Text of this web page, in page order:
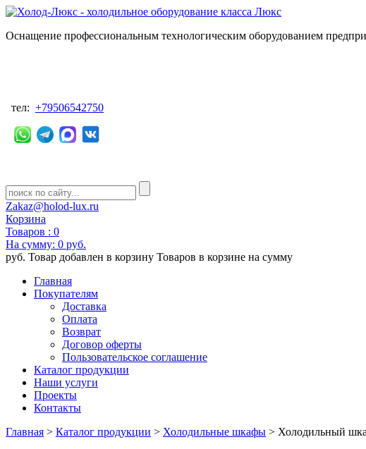
Оснащение профессиональным технологическим оборудованием
тел: +79506542750
Zakaz@holod-lux.ru
Корзина
Товаров : 0
На сумму: 0 руб.
руб. Товар добавлен в корзину Товаров в корзине на сумму
Главная
Покупателям
Доставка
Оплата
Возврат
Договор оферты
Пользовательское соглашение
Каталог продукции
Наши услуги
Проекты
Контакты
Главная > Каталог продукции > Холодильные шкафы > Холодильный